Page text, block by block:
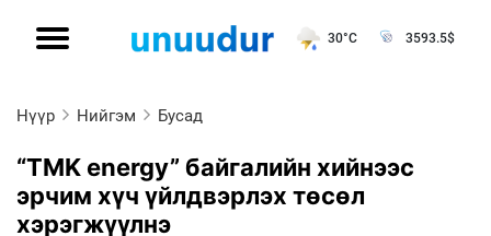
30°C 3593.5$
Нүүр Нийгэм Бусад
“TMK energy” байгалийн хийнээс
эрчим хүч үйлдвэрлэх төсөл
хэрэгжүүлнэ